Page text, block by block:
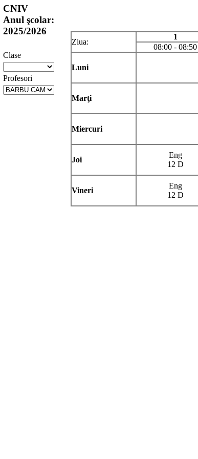
CNIV
Anul şcolar:
2025/2026
Clase
Profesori
Ziua:
1
08:00 - 08:50
Luni
Marţi
Miercuri
Joi
Eng
12 D
Vineri
Eng
12 D